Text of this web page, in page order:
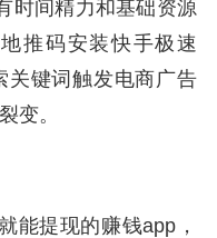
时间精力和基础资源
推码安装快手极速
关键词触发电商广告
变。
能提现的赚钱app，